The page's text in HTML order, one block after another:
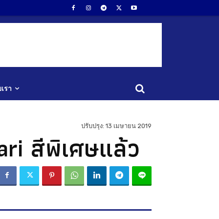
รา
ปรับปรุง: 13 เมษายน 2019
สีพิเศษแล้ว